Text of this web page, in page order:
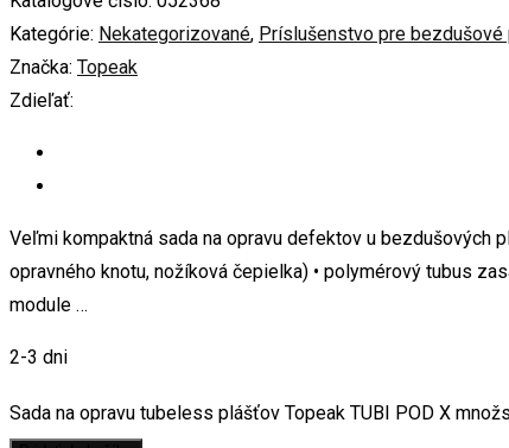
Kategórie: Nekategorizované, Príslušenstvo pre bezdušové
Značka: Topeak
Zdieľať:
Veľmi kompaktná sada na opravu defektov u bezdušových
opravného knotu, nožíková čepielka) • polymérový tubus
module …
2-3 dni
Sada na opravu tubeless plášťov Topeak TUBI POD X